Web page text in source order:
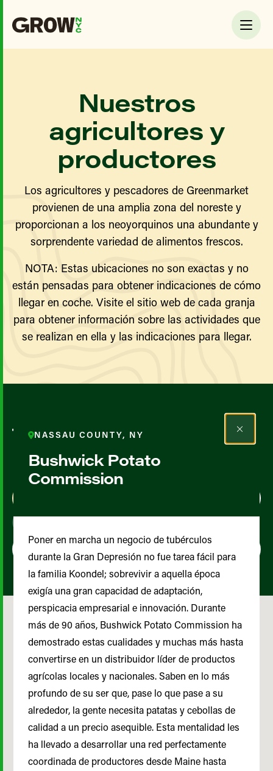
Nuestros
agricultores y
productores
Los agricultores y pescadores de Greenmarket
provienen de una amplia zona del noreste y
proporcionan a los neoyorquinos una abundante y
sorprendente variedad de alimentos frescos.
NOTA: Estas ubicaciones no son exactas y no
están pensadas para obtener indicaciones de cómo
llegar en coche. Visite el sitio web de cada granja
para obtener información sobre las actividades que
se realizan en ella y las indicaciones para llegar.
Todos los agricultores y
productores
NASSAU COUNTY, NY
Bushwick Potato
Commission
Poner en marcha un negocio de tubérculos
durante la Gran Depresión no fue tarea fácil para
la familia Koondel; sobrevivir a aquella época
exigía una gran capacidad de adaptación,
perspicacia empresarial e innovación. Durante
más de 90 años, Bushwick Potato Commission ha
demostrado estas cualidades y muchas más hasta
convertirse en un distribuidor líder de productos
agrícolas locales y nacionales. Saben en lo más
profundo de su ser que, pase lo que pase a su
alrededor, la gente necesita patatas y cebollas de
calidad a un precio asequible. Esta mentalidad les
ha llevado a desarrollar una red perfectamente
coordinada de productores desde Maine hasta